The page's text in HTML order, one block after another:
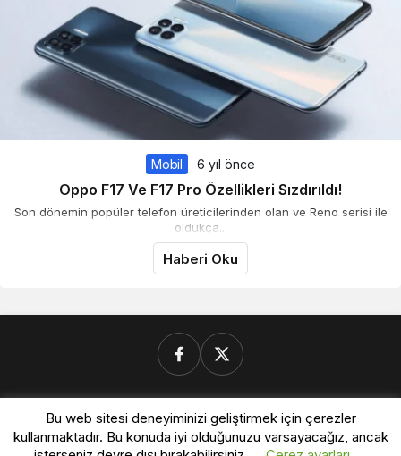
Mobil 6 yıl önce
Oppo F17 Ve F17 Pro Özellikleri Sızdırıldı!
Son dönemin popüler telefon üreticilerinden olan ve Reno serisi ile
oldukça...
Haberi Oku
Donanimforum.com
Bu web sitesi deneyiminizi geliştirmek için çerezler
kullanmaktadır. Bu konuda iyi olduğunuzu varsayacağız, ancak